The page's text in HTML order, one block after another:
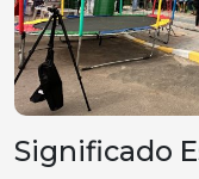
Significado